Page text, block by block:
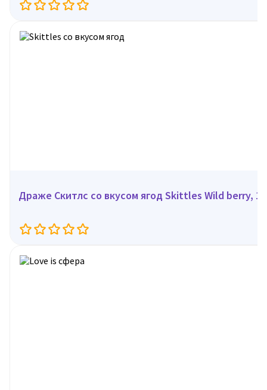
Драже Скитлс со вкусом ягод Skittles Wild berry,